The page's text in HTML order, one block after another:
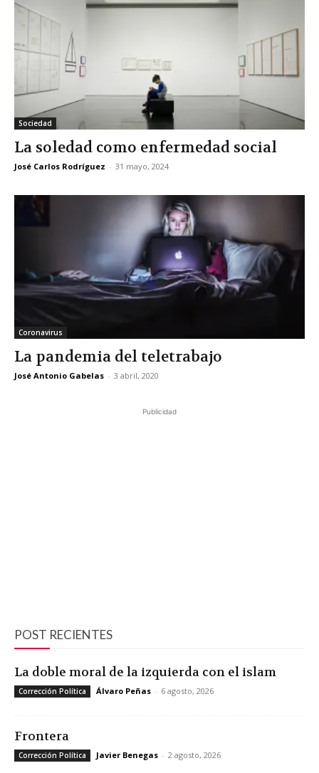
Sociedad
La soledad como enfermedad social
José Carlos Rodríguez - 31 mayo, 2024
Coronavirus
La pandemia del teletrabajo
José Antonio Gabelas - 3 abril, 2020
Publicidad
POST RECIENTES
La doble moral de la izquierda con el islam
Corrección Política Álvaro Peñas - 6 agosto, 2026
Frontera
Corrección Política Javier Benegas - 2 agosto, 2026